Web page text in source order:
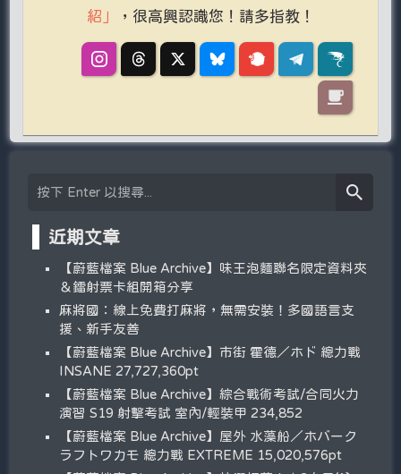
紹」
，很高興認識您！請多指教！
近期文章
【蔚藍檔案 Blue Archive】味王泡麵聯名限定資料夾
＆鐳射票卡組開箱分享
麻將國：線上免費打麻將，無需安裝！多國語言支
援、新手友善
【蔚藍檔案 Blue Archive】市街 霍德／ホド 總力戰
INSANE 27,727,360pt
【蔚藍檔案 Blue Archive】綜合戰術考試/合同火力
演習 S19 射擊考試 室內/輕裝甲 234,852
【蔚藍檔案 Blue Archive】屋外 水藻船／ホバーク
ラフトワカモ 總力戰 EXTREME 15,020,576pt